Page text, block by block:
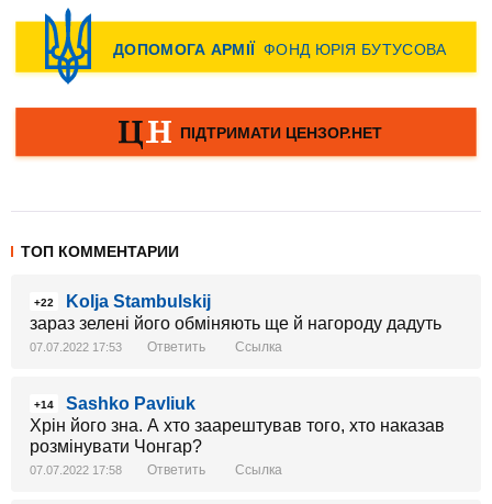
ТОП КОММЕНТАРИИ
+22
Kolja Stambulskij
зараз зелені його обміняють ще й нагороду дадуть
07.07.2022 17:53 Ответить Ссылка
+14
Sashko Pavliuk
Хрін його зна. А хто заарештував того, хто наказав
розмінувати Чонгар?
07.07.2022 17:58 Ответить Ссылка